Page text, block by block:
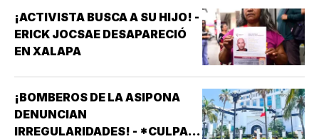
¡ACTIVISTA BUSCA A SU HIJO! -
ERICK JOCSAE DESAPARECIÓ
EN XALAPA
¡BOMBEROS DE LA ASIPONA
DENUNCIAN
IRREGULARIDADES! - *CULPAN